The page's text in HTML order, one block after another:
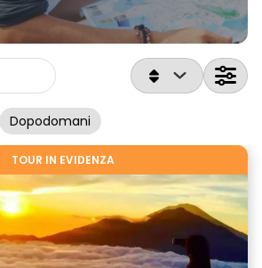
Dopodomani
TOUR IN EVIDENZA